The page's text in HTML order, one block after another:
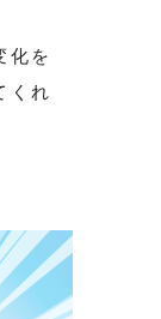
化を
くれ